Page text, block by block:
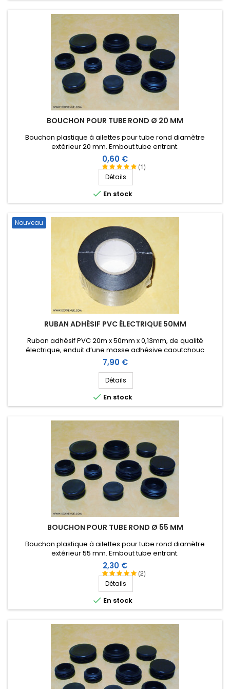
BOUCHON POUR TUBE ROND Ø 20 MM
(1)
Bouchon plastique à ailettes pour tube rond diamètre
extérieur 20 mm. Embout tube entrant.
Prix
0,60 €
Détails
 En stock
Nouveau
RUBAN ADHÉSIF PVC ÉLECTRIQUE 50MM
Ruban adhésif PVC 20m x 50mm x 0,13mm, de qualité
électrique, enduit d’une masse adhésive caoutchouc
agressive qui permet notamment de l'étirer pour mieux
l'appliquer.
Prix
7,90 €
Détails
 En stock
BOUCHON POUR TUBE ROND Ø 55 MM
(2)
Bouchon plastique à ailettes pour tube rond diamètre
extérieur 55 mm. Embout tube entrant.
Prix
2,30 €
Détails
 En stock